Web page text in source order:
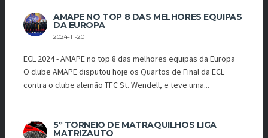
AMAPE NO TOP 8 DAS MELHORES EQUIPAS
DA EUROPA
2024-11-20
ECL 2024 - AMAPE no top 8 das melhores equipas da Europa
O clube AMAPE disputou hoje os Quartos de Final da ECL
contra o clube alemão TFC St. Wendell, e teve uma...
5º TORNEIO DE MATRAQUILHOS LIGA
MATRIZAUTO